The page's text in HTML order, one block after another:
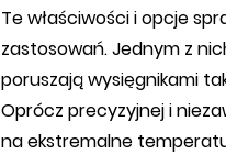
Te właściwości i opcje
zastosowań. Jednym z
poruszają wysięgnikami
Oprócz precyzyjnej i
na ekstremalne